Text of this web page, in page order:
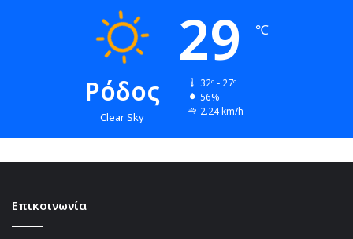
Ρόδος
Clear Sky
29 ℃
32º - 27º
56%
2.24 km/h
Επικοινωνία